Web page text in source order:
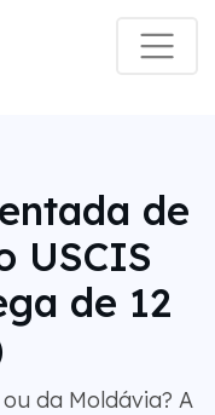
de
USCIS
de 12
da Moldávia? A